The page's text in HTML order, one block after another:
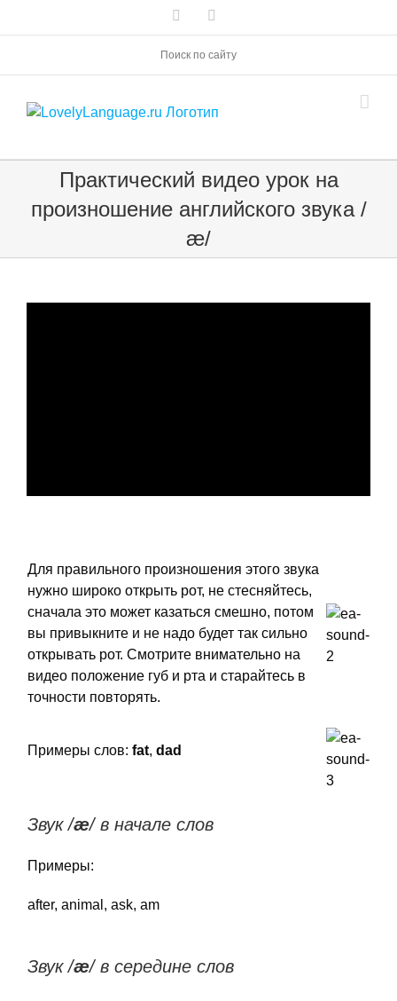
Поиск по сайту
Практический видео урок на
произношение английского звука /
æ/
Для правильного произношения этого звука
нужно широко открыть рот, не стесняйтесь,
сначала это может казаться смешно, потом
вы привыкните и не надо будет так сильно
открывать рот. Смотрите внимательно на
видео положение губ и рта и старайтесь в
точности повторять.
Примеры слов: fat, dad
Звук /æ/ в начале слов
Примеры:
after, animal, ask, am
Звук /æ/ в середине слов